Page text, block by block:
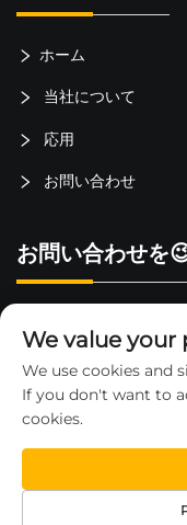
ホーム
当社について
応用
お問い合わせ
お問い合わせを
15325652000
[email protected]
© 2026 浙江省華河フ
We value your
We use cookies and
If you don't want to
cookies.